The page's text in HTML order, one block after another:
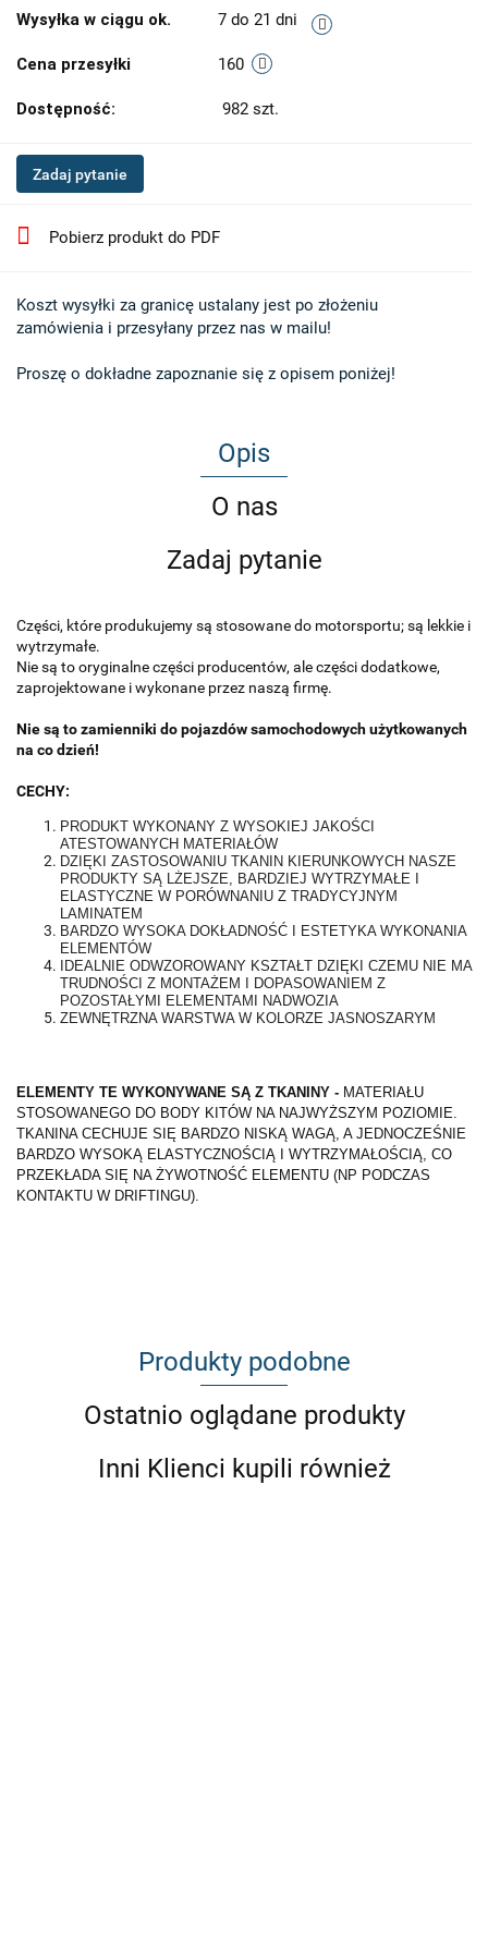
Wysyłka w ciągu ok. 7 do 21 dni
Cena przesyłki 160
Dostępność: 982 szt.
Zadaj pytanie
Pobierz produkt do PDF
Koszt wysyłki za granicę ustalany jest po złożeniu
zamówienia i przesyłany przez nas w mailu!
Proszę o dokładne zapoznanie się z opisem poniżej!
Opis
O nas
Zadaj pytanie
Części, które produkujemy są stosowane do motorsportu; są lekkie i
wytrzymałe.
Nie są to oryginalne części producentów, ale części dodatkowe,
zaprojektowane i wykonane przez naszą firmę.
Nie są to zamienniki do pojazdów samochodowych użytkowanych
na co dzień!
CECHY:
PRODUKT WYKONANY Z WYSOKIEJ JAKOŚCI
ATESTOWANYCH MATERIAŁÓW
DZIĘKI ZASTOSOWANIU TKANIN KIERUNKOWYCH NASZE
PRODUKTY SĄ LŻEJSZE, BARDZIEJ WYTRZYMAŁE I
ELASTYCZNE W PORÓWNANIU Z TRADYCYJNYM
LAMINATEM
BARDZO WYSOKA DOKŁADNOŚĆ I ESTETYKA WYKONANIA
ELEMENTÓW
IDEALNIE ODWZOROWANY KSZTAŁT DZIĘKI CZEMU NIE MA
TRUDNOŚCI Z MONTAŻEM I DOPASOWANIEM Z
POZOSTAŁYMI ELEMENTAMI NADWOZIA
ZEWNĘTRZNA WARSTWA W KOLORZE JASNOSZARYM
ELEMENTY TE WYKONYWANE SĄ Z TKANINY - MATERIAŁU
STOSOWANEGO DO BODY KITÓW NA NAJWYŻSZYM POZIOMIE.
TKANINA CECHUJE SIĘ BARDZO NISKĄ WAGĄ, A JEDNOCZEŚNIE
BARDZO WYSOKĄ ELASTYCZNOŚCIĄ I WYTRZYMAŁOŚCIĄ, CO
PRZEKŁADA SIĘ NA ŻYWOTNOŚĆ ELEMENTU (NP PODCZAS
KONTAKTU W DRIFTINGU).
Produkty podobne
Ostatnio oglądane produkty
Inni Klienci kupili również